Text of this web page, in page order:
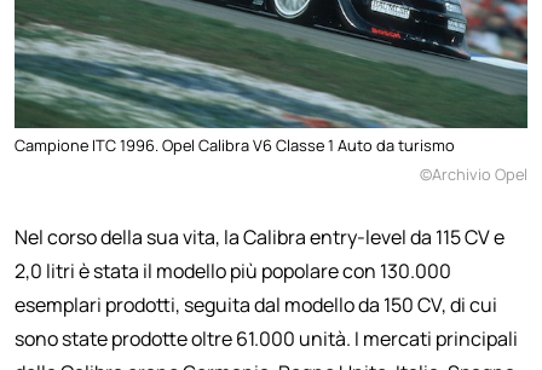
Campione ITC 1996. Opel Calibra V6 Classe 1 Auto da turismo
©Archivio Opel
Nel corso della sua vita, la Calibra entry-level da 115 CV e
2,0 litri è stata il modello più popolare con 130.000
esemplari prodotti, seguita dal modello da 150 CV, di cui
sono state prodotte oltre 61.000 unità. I mercati principali